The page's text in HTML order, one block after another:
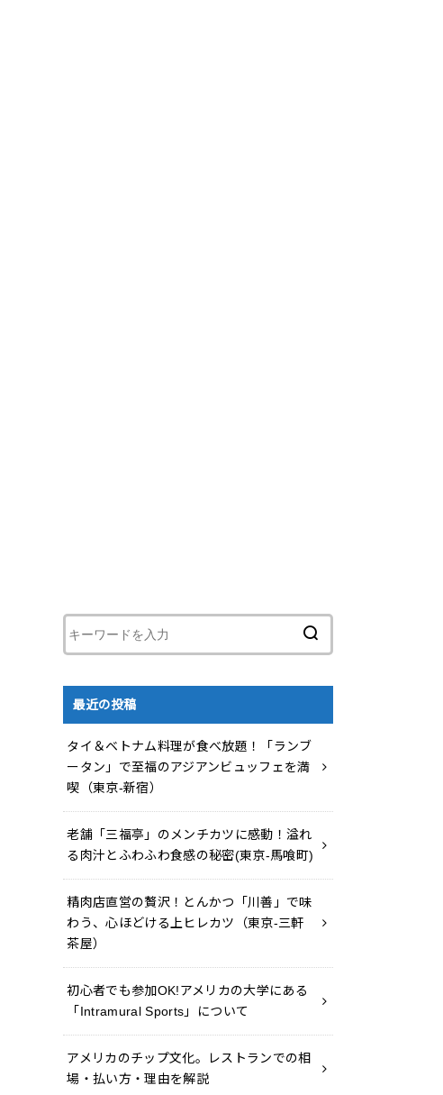
最近の投稿
タイ＆ベトナム料理が食べ放題！「ランブ
ータン」で至福のアジアンビュッフェを満
喫（東京-新宿）
老舗「三福亭」のメンチカツに感動！溢れ
る肉汁とふわふわ食感の秘密(東京-馬喰町)
精肉店直営の贅沢！とんかつ「川善」で味
わう、心ほどける上ヒレカツ（東京-三軒
茶屋）
初心者でも参加OK!アメリカの大学にある
「Intramural Sports」について
アメリカのチップ文化。レストランでの相
場・払い方・理由を解説